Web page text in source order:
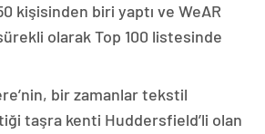
kişisinden biri yaptı ve WeAR
olarak Top 100 listesinde
bir zamanlar tekstil
taşra kenti Huddersfield’li olan